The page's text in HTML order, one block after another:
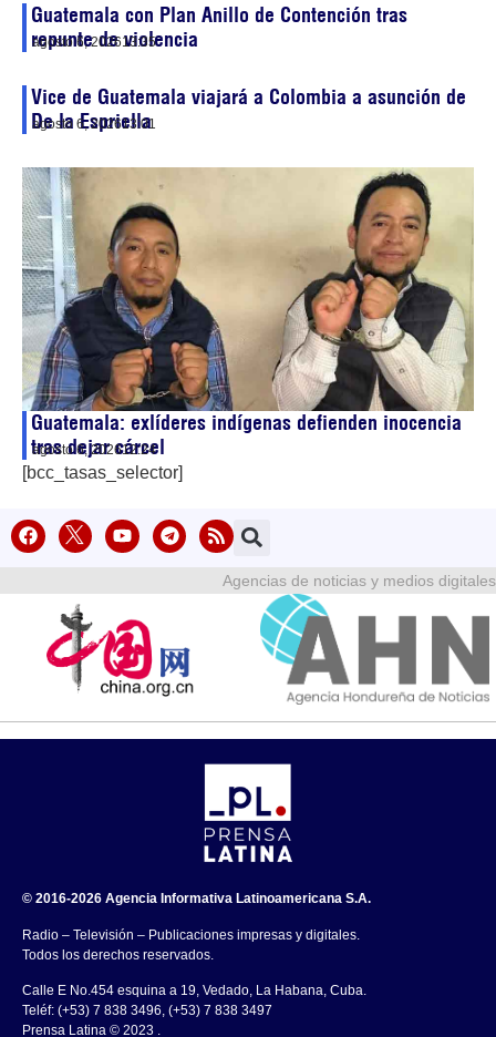
Guatemala con Plan Anillo de Contención tras
repunte de violencia
agosto 6, 202613:35
Vice de Guatemala viajará a Colombia a asunción de
De la Espriella
agosto 6, 202613:01
Guatemala: exlíderes indígenas defienden inocencia
tras dejar cárcel
agosto 6, 202612:24
[bcc_tasas_selector]
Agencias de noticias y medios digitales
© 2016-2026 Agencia Informativa Latinoamericana S.A.
Radio – Televisión – Publicaciones impresas y digitales.
Todos los derechos reservados.
Calle E No.454 esquina a 19, Vedado, La Habana, Cuba.
Teléf: (+53) 7 838 3496, (+53) 7 838 3497
Prensa Latina © 2023 .